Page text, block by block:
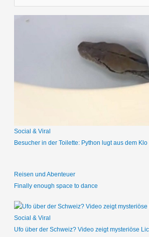
c
c
Social & Viral
Besucher in der Toilette: Python lugt aus dem Klo
Reisen und Abenteuer
Finally enough space to dance
Social & Viral
Ufo über der Schweiz? Video zeigt mysteriöse